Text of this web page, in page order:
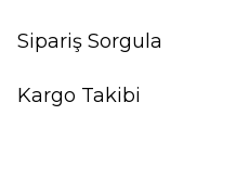
Sipariş Sorgula
Kargo Takibi